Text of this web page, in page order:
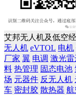
艾邦无人机及低空
无人机 eVTOL 电机
厂家 翼 电调 激光雷
料 热管理 固态电池
场 元器件 反无人机
车 密封胶 散热器 航